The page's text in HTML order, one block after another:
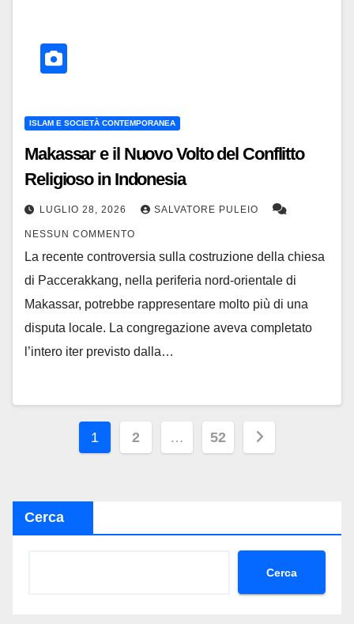
ISLAM E SOCIETÀ CONTEMPORANEA
Makassar e il Nuovo Volto del Conflitto
Religioso in Indonesia
LUGLIO 28, 2026 SALVATORE PULEIO
NESSUN COMMENTO
La recente controversia sulla costruzione della chiesa
di Paccerakkang, nella periferia nord-orientale di
Makassar, potrebbe rappresentare molto più di una
disputa locale. La congregazione aveva completato
l’intero iter previsto dalla…
Paginazione
articoli
1 2 … 52
Cerca
Cerca